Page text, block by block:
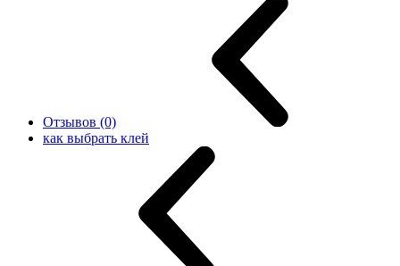
Отзывов (0)
как выбрать клей